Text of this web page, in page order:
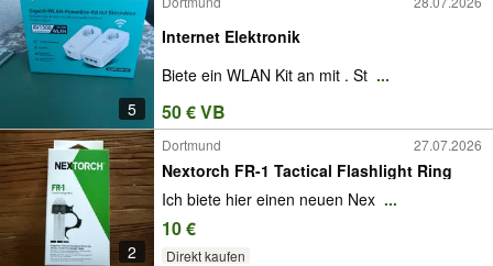
5
Internet Elektronik
Biete ein WLAN Kit an mit . St ...
50 € VB
2
Dortmund 27.07.2026
Nextorch FR-1 Tactical Flashlight Ring
Ich biete hier einen neuen Nex ...
10 €
Direkt kaufen